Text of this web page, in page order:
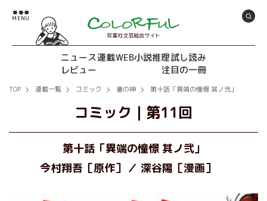
双葉社文芸総合サイト
ニュース連載WEB小説推理試し読み
レビュー
注目の一冊
TOP 連載一覧 コミック 童の神 第十話「異端の憧憬 其ノ弐」
コミック ｜ 第11回
第十話「異端の憧憬 其ノ弐」
今村翔吾［原作］
深谷陽［漫画］